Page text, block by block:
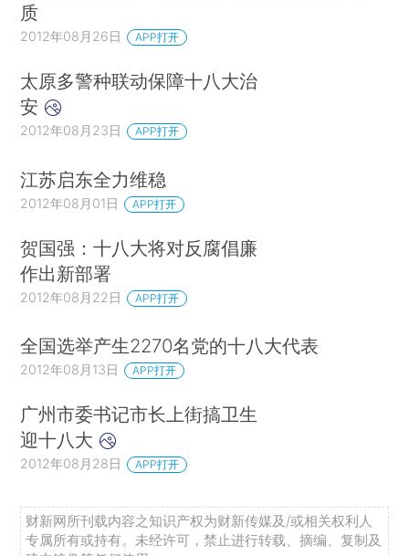
质
2012年08月26日 APP打开
太原多警种联动保障十八大治
安
2012年08月23日 APP打开
江苏启东全力维稳
2012年08月01日 APP打开
贺国强：十八大将对反腐倡廉
作出新部署
2012年08月22日 APP打开
全国选举产生2270名党的十八大代表
2012年08月13日 APP打开
广州市委书记市长上街搞卫生
迎十八大
2012年08月28日 APP打开
财新网所刊载内容之知识产权为财新传媒及/或相关权利人
专属所有或持有。未经许可，禁止进行转载、摘编、复制及